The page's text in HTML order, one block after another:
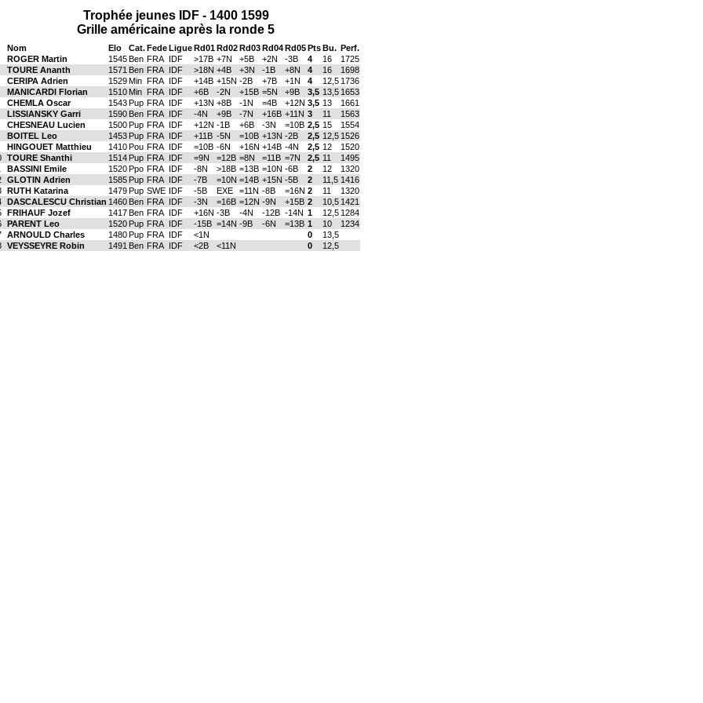
Trophée jeunes IDF - 1400 1599
Grille américaine après la ronde 5
Nom Elo Cat.FedeLigueRd01Rd02Rd03Rd04Rd05PtsBu. Perf.
ROGER Martin 1545Ben FRA IDF >17B +7N +5B +2N -3B 4 16
1725
TOURE Ananth 1571 Ben FRA IDF >18N +4B +3N -1B +8N 4 16
1698
CERIPA Adrien 1529Min FRA IDF +14B +15N -2B +7B +1N 4 12,5 1736
MANICARDI Florian 1510 Min FRA IDF +6B -2N +15B =5N +9B 3,5 13,5 1653
CHEMLA Oscar 1543Pup FRA IDF +13N +8B -1N =4B +12N 3,5 13
1661
LISSIANSKY Garri 1590 Ben FRA IDF -4N +9B -7N +16B +11N 3 11
1563
CHESNEAU Lucien 1500Pup FRA IDF +12N -1B +6B -3N =10B 2,5 15
1554
BOITEL Leo 1453 Pup FRA IDF +11B -5N =10B +13N -2B 2,5 12,5 1526
HINGOUET Matthieu 1410Pou FRA IDF =10B -6N +16N +14B -4N 2,5 12
1520
TOURE Shanthi 1514 Pup FRA IDF =9N =12B =8N =11B =7N 2,5 11
1495
BASSINI Emile 1520Ppo FRA IDF -8N >18B =13B =10N -6B 2 12
1320
GLOTIN Adrien 1585 Pup FRA IDF -7B =10N =14B +15N -5B 2 11,5 1416
RUTH Katarina 1479Pup SWE IDF -5B EXE =11N -8B =16N 2 11
1320
DASCALESCU Christian 1460 Ben FRA IDF -3N =16B =12N -9N +15B 2 10,5 1421
FRIHAUF Jozef 1417Ben FRA IDF +16N -3B -4N -12B -14N 1 12,5 1284
PARENT Leo 1520 Pup FRA IDF -15B =14N -9B -6N =13B 1 10
1234
ARNOULD Charles 1480Pup FRA IDF <1N 0
13,5
VEYSSEYRE Robin 1491 Ben FRA IDF <2B <11N 0 12,5